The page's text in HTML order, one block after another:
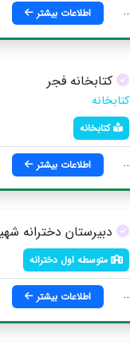
اطلاعات بیشتر
کتابخانه فجر
کتابخانه
کتابخانه
اطلاعات بیشتر
دبیرستان دخترانه
متوسطه اول دخترانه
اطلاعات بیشتر